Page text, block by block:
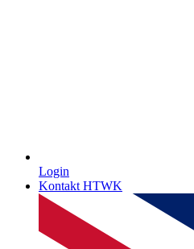
Login
Kontakt HTWK